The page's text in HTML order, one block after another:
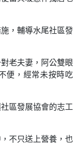
，輔導水尾社區發
老夫妻，阿公雙眼
便，經常未按時吃
區發展協會的志工
不只送上營養，也